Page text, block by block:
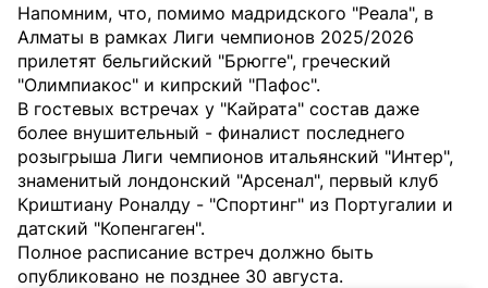
Напомним, что, помимо мадридского "Реала", в
Алматы в рамках Лиги чемпионов 2025/2026
прилетят бельгийский "Брюгге", греческий
"Олимпиакос" и кипрский "Пафос".
В гостевых встречах у "Кайрата" состав даже
более внушительный - финалист последнего
розыгрыша Лиги чемпионов итальянский "Интер",
знаменитый лондонский "Арсенал", первый клуб
Криштиану Роналду - "Спортинг" из Португалии и
датский "Копенгаген".
Полное расписание встреч должно быть
опубликовано не позднее 30 августа.